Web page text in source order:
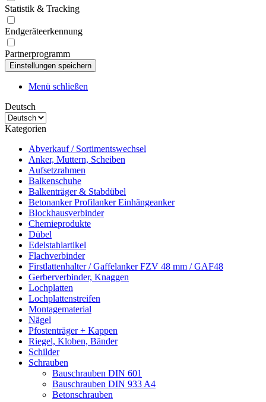
Statistik & Tracking
Endgeräteerkennung
Partnerprogramm
Menü schließen
Deutsch
Kategorien
Abverkauf / Sortimentswechsel
Anker, Muttern, Scheiben
Aufsetzrahmen
Balkenschuhe
Balkenträger & Stabdübel
Betonanker Profilanker Einhängeanker
Blockhausverbinder
Chemieprodukte
Dübel
Edelstahlartikel
Flachverbinder
Firstlattenhalter / Gaffelanker FZV 48 mm / GAF48
Gerberverbinder, Knaggen
Lochplatten
Lochplattenstreifen
Montagematerial
Nägel
Pfostenträger + Kappen
Riegel, Kloben, Bänder
Schilder
Schrauben
Bauschrauben DIN 601
Bauschrauben DIN 933 A4
Betonschrauben